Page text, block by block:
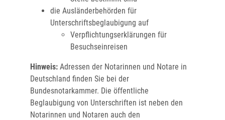
die Ausländerbehörden für
Unterschriftsbeglaubigung auf
Verpflichtungserklärungen für
Besuchseinreisen
Hinweis: Adressen der Notarinnen und Notare in
Deutschland finden Sie bei der
Bundesnotarkammer. Die öffentliche
Beglaubigung von Unterschriften ist neben den
Notarinnen und Notaren auch den